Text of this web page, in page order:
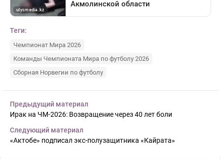
Теги:
Чемпионат Мира 2026
Команды Чемпионата Мира по футболу 2026
Сборная Норвегии по футболу
Предыдущий материал
Ирак на ЧМ-2026: Возвращение через 40 лет боли
Следующий материал
«Актобе» подписал экс-полузащитника «Кайрата»